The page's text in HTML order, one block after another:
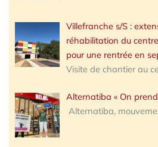
Villefranche s/S :
réhabilitation du
pour une rentrée en
Visite de chantier au
Alternatiba « On
Alternatiba,